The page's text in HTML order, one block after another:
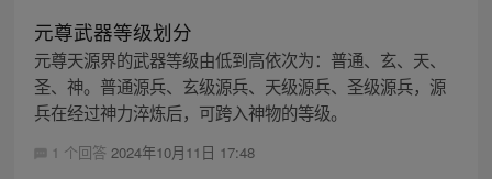
元尊武器等级划分
元尊天源界的武器等级由低到高依次为：普通、玄、天、
圣、神。普通源兵、玄级源兵、天级源兵、圣级源兵，源
兵在经过神力淬炼后，可跨入神物的等级。
1 个回答 2024年10月11日 17:48